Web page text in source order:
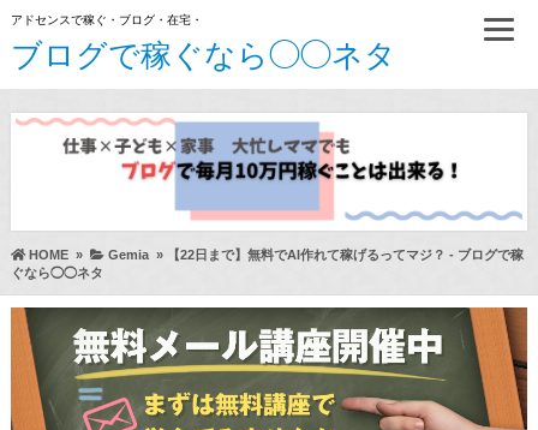
アドセンスで稼ぐ・ブログ・在宅・
ブログで稼ぐなら◯◯ネタ
HOME» Gemia»
【22日まで】無料でAI作れて稼げるってマジ？ - ブログで稼
ぐなら◯◯ネタ